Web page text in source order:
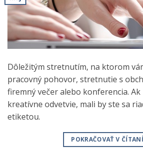
Dôležitým stretnutím, na ktorom
pracovný pohovor, stretnutie s
firemný večer alebo konferencia. Ak
kreatívne odvetvie, mali by ste sa
etiketou.
POKRAČOVAŤ V ČÍTANÍ